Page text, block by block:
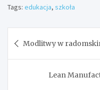
Tags: edukacja, szkoła
wpisu
Modlitwy w
Lean